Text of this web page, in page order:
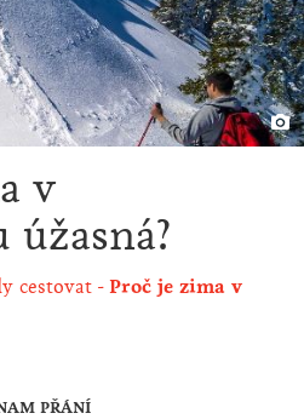
v
cestovat
Proč je zima v
PŘÁNÍ